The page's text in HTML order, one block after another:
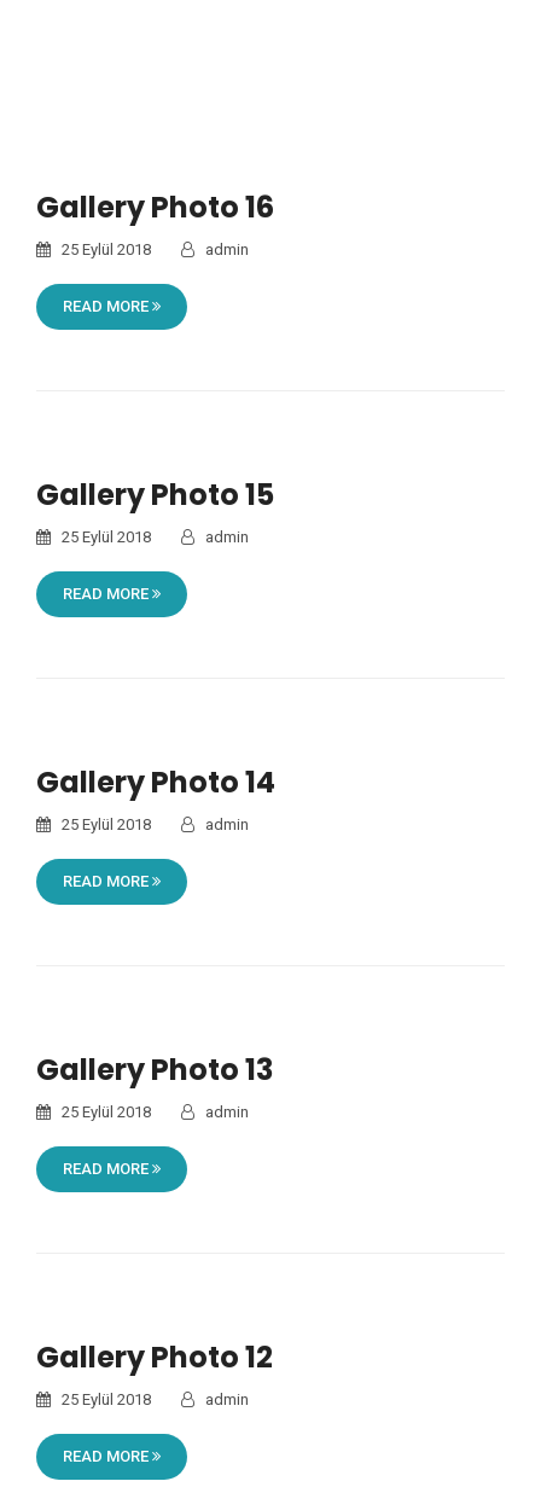
Gallery Photo 16
25 Eylül 2018 admin
READ MORE
Gallery Photo 15
25 Eylül 2018 admin
READ MORE
Gallery Photo 14
25 Eylül 2018 admin
READ MORE
Gallery Photo 13
25 Eylül 2018 admin
READ MORE
Gallery Photo 12
25 Eylül 2018 admin
READ MORE